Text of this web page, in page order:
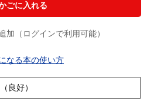
ごに入れる
加（ログインで利用可能）
なる本の使い方
良好）